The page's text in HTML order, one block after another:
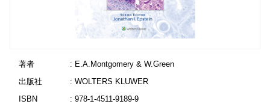
著者
: E.A.Montgomery & W.Green
出版社
: WOLTERS KLUWER
ISBN
: 978-1-4511-9189-9